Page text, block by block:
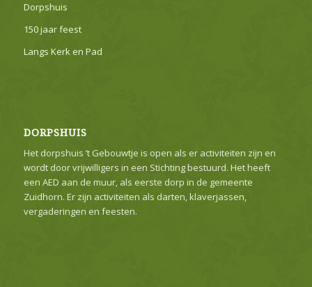
Dorpshuis
150 jaar feest
Langs Kerk en Pad
DORPSHUIS
Het dorpshuis ’t Gebouwtje is open als er activiteiten zijn en
wordt door vrijwilligers in een Stichting bestuurd. Het heeft
een AED aan de muur, als eerste dorp in de gemeente
Zuidhorn. Er zijn activiteiten als darten, klaverjassen,
vergaderingen en feesten.